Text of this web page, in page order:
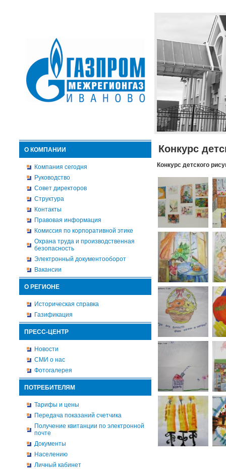
О КОМПАНИИ
Компания сегодня
Руководство
Совет директоров
Структура
Контакты
Правовая информация
Комиссия по корпоративной этике
Охрана труда и производственная
безопасность
Электронный документооборот
Вакансии
О РЕГИОНЕ
Историческая справка
Газификация
ПРЕСС-ЦЕНТР
Новости
СМИ о нас
Фотогалерея
ПОТРЕБИТЕЛЯМ
Тарифы и цены
Передача показаний счетчика
Получение квитанции по электронной
почте
Документы
Населению
Личный кабинет
Конкурс
Конкурс детского